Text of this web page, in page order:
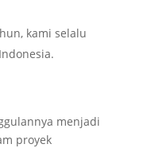
kami selalu
menjadi
proyek